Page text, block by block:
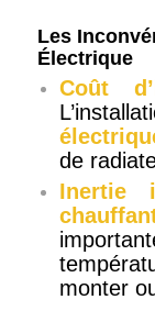
Les
Électrique
Coût
de
Inertie
monter